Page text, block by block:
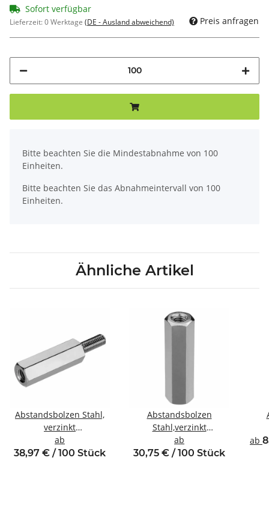
Sofort verfügbar
Lieferzeit:0 Werktage (DE - Ausland abweichend) Preis anfragen
Bitte beachten Sie die Mindestabnahme von 100
Einheiten.
Bitte beachten Sie das Abnahmeintervall von 100
Einheiten.
Ähnliche Artikel
Abstandsbolzen Stahl,
verzinkt
Innen/Außengewinde
M8 SW13
ab
38,97 € / 100 Stück
Abstandsbolzen
Stahl,verzinkt
Innen/Innengewinde M8
SW13
ab
30,75 € / 100 Stück
ab